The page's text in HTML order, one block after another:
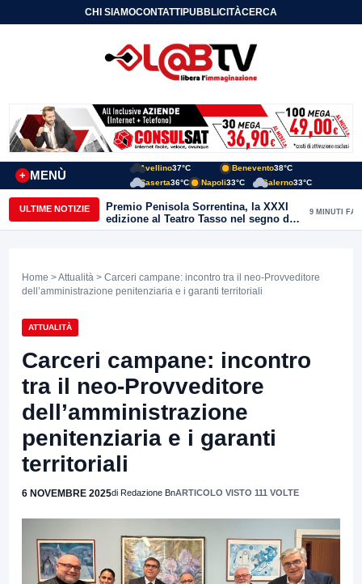
CHI SIAMOCONTATTIPUBBLICITÀCERCA
MENÙ
+
Avellino37°C Benevento38°C
Caserta36°C Napoli33°C Salerno33°C
ULTIME NOTIZIE
Premio Penisola Sorrentina, la XXXI
edizione al Teatro Tasso nel segno de
“La Repubblica dei luoghi”
9 MINUTI FA
Home >Attualità > Carceri campane: incontro tra il neo-Provveditore
dell’amministrazione penitenziaria e i garanti territoriali
ATTUALITÀ
Carceri campane: incontro
tra il neo-Provveditore
dell’amministrazione
penitenziaria e i garanti
territoriali
6 NOVEMBRE 2025di Redazione BnARTICOLO VISTO 111 VOLTE